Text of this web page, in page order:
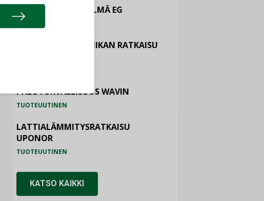
HALLINTAJÄRJESTELMÄ EG
TUOTEUUTINEN
ILMASTOINTITEKNIIKAN RATKAISU
PALOTURVALLISUUS WAVIN
TUOTEUUTINEN
LATTIALÄMMITYSRATKAISU
UPONOR
TUOTEUUTINEN
KATSO KAIKKI